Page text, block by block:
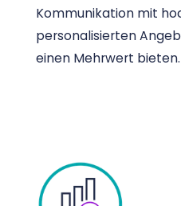
Kommunikation mit
personalisierten
einen Mehrwert bieten.